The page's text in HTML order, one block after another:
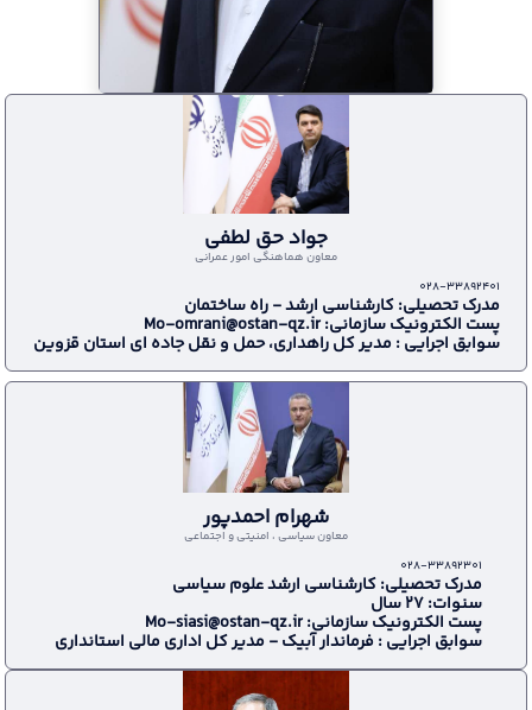
محمد نوذری
028-33682872
028-33682873
جواد حق لطفی
معاون هماهنگي امور عمراني
028-33892401
مدرک تحصیلی: کارشناسی ارشد - راه ساختمان
پست الکترونیک سازمانی: Mo-omrani@ostan-qz.ir
سوابق اجرایی : مدیر کل راهداری، حمل و نقل جاده ای استان قزوین
شهرام احمدپور
معاون سياسي ، امنيتي و اجتماعی
028-33892301
مدرک تحصیلی: کارشناسی ارشد علوم سیاسی
سنوات: 27 سال
پست الکترونیک سازمانی: Mo-siasi@ostan-qz.ir
سوابق اجرایی : فرماندار آبیک - مدیر کل اداری مالی استانداری